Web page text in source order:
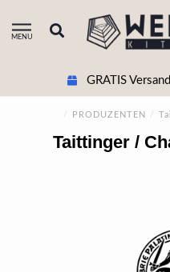
MENU
GRATIS
/ PRODUZENTEN /
Taittinger /